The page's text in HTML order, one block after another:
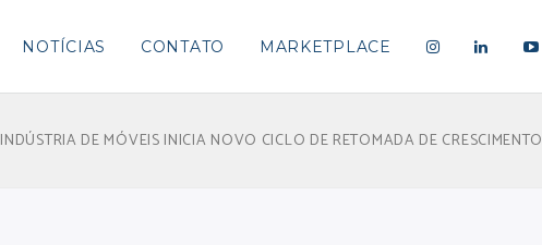
NOTÍCIAS CONTATO MARKETPLACE
INDÚSTRIA DE MÓVEIS INICIA NOVO CICLO DE RETOMADA DE CRESCIMENTO